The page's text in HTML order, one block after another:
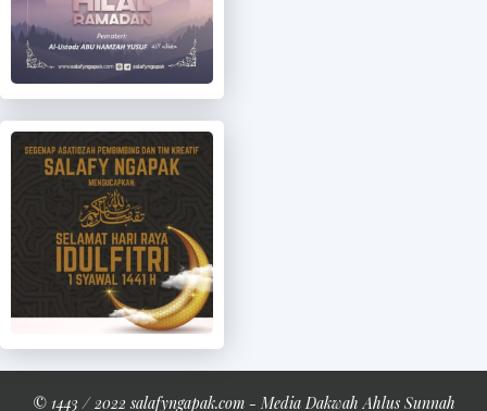
© 1443 / 2022 salafyngapak.com - Media Dakwah Ahlus Sunnah